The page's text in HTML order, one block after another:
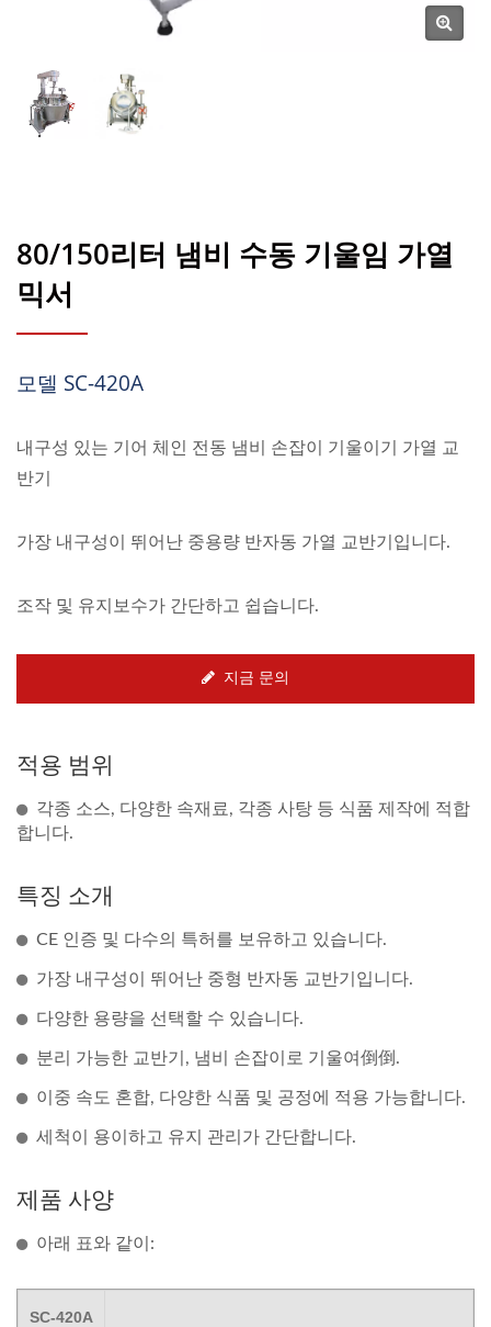
80/150리터 냄비 수동 기울임 가열
믹서
모델 SC-420A
내구성 있는 기어 체인 전동 냄비 손잡이 기울이기 가열 교
반기
가장 내구성이 뛰어난 중용량 반자동 가열 교반기입니다.
조작 및 유지보수가 간단하고 쉽습니다.
지금 문의
적용 범위
각종 소스, 다양한 속재료, 각종 사탕 등 식품 제작에 적합
합니다.
특징 소개
CE 인증 및 다수의 특허를 보유하고 있습니다.
가장 내구성이 뛰어난 중형 반자동 교반기입니다.
다양한 용량을 선택할 수 있습니다.
분리 가능한 교반기, 냄비 손잡이로 기울여倒倒.
이중 속도 혼합, 다양한 식품 및 공정에 적용 가능합니다.
세척이 용이하고 유지 관리가 간단합니다.
제품 사양
아래 표와 같이:
SC-420A